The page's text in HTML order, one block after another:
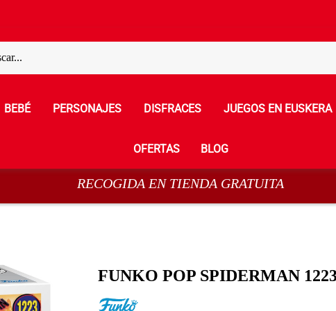
BEBÉ PERSONAJES DISFRACES JUEGOS EN EUSKERA
OFERTAS BLOG
RECOGIDA EN TIENDA GRATUITA
FUNKO POP SPIDERMAN